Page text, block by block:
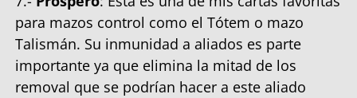
para mazos control como el Tótem o mazo
Talismán. Su inmunidad a aliados es parte
importante ya que elimina la mitad de los
removal que se podrían hacer a este aliado